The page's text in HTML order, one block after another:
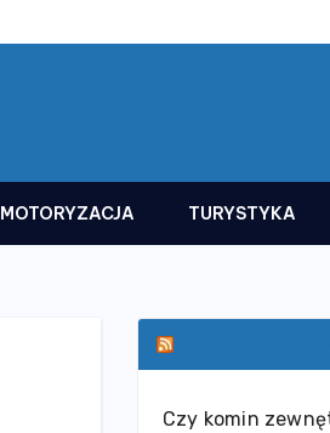
MOTORYZACJA TURYSTYKA
Czy komin